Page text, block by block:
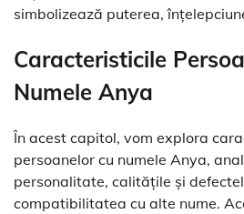
simbolizează puterea,
Caracteristicile
Numele Anya
În acest capitol, vom explora
persoanelor cu numele Anya,
personalitate, calitățile și
compatibilitatea cu alte nume.